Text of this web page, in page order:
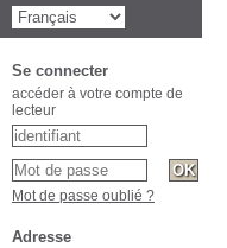
Se connecter
accéder à votre compte de
lecteur
Mot de passe oublié ?
Adresse